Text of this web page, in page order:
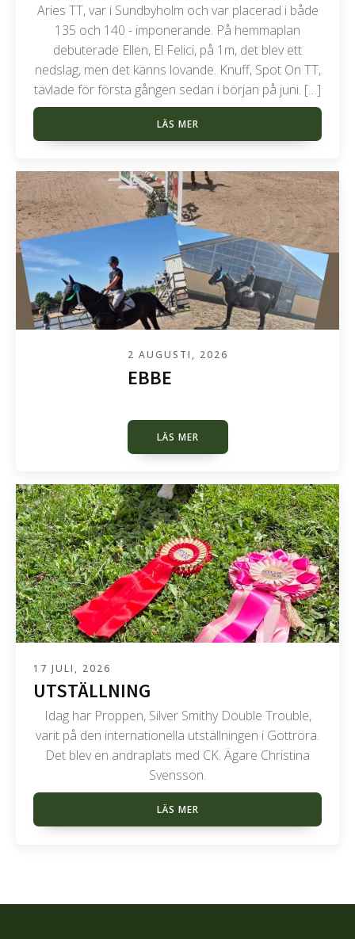
Aries TT, var i Sundbyholm och var placerad i både
135 och 140 - imponerande. På hemmaplan
debuterade Ellen, El Felici, på 1m, det blev ett
nedslag, men det känns lovande. Knuff, Spot On TT,
tävlade för första gången sedan i början på juni. […]
LÄS MER
2 AUGUSTI, 2026
EBBE
LÄS MER
17 JULI, 2026
UTSTÄLLNING
Idag har Proppen, Silver Smithy Double Trouble,
varit på den internationella utställningen i Gottröra.
Det blev en andraplats med CK. Ägare Christina
Svensson.
LÄS MER